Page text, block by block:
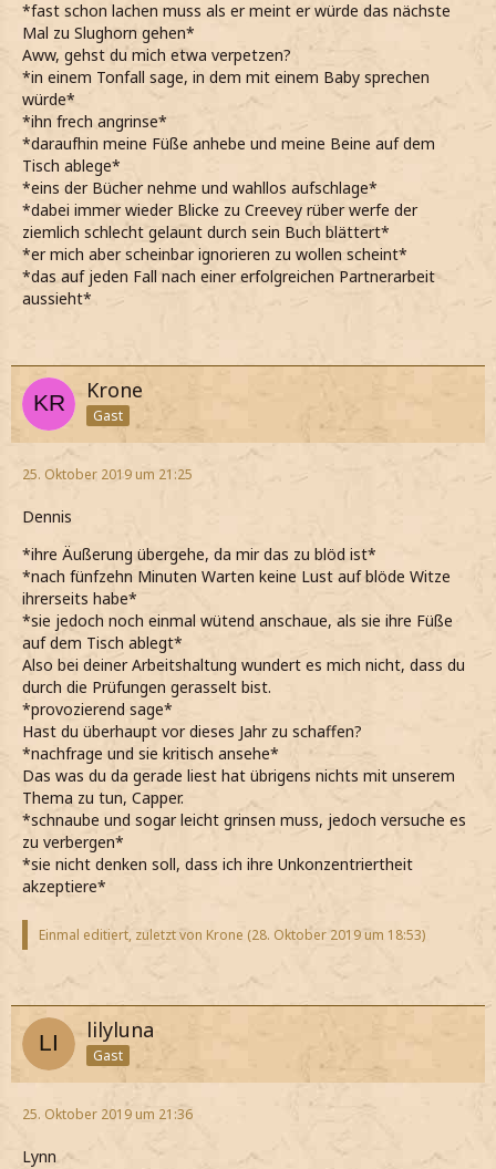
*fast schon lachen muss als er meint er würde das nächste
Mal zu Slughorn gehen*
Aww, gehst du mich etwa verpetzen?
*in einem Tonfall sage, in dem mit einem Baby sprechen
würde*
*ihn frech angrinse*
*daraufhin meine Füße anhebe und meine Beine auf dem
Tisch ablege*
*eins der Bücher nehme und wahllos aufschlage*
*dabei immer wieder Blicke zu Creevey rüber werfe der
ziemlich schlecht gelaunt durch sein Buch blättert*
*er mich aber scheinbar ignorieren zu wollen scheint*
*das auf jeden Fall nach einer erfolgreichen Partnerarbeit
aussieht*
Krone
Gast
25. Oktober 2019 um 21:25
Dennis
*ihre Äußerung übergehe, da mir das zu blöd ist*
*nach fünfzehn Minuten Warten keine Lust auf blöde Witze
ihrerseits habe*
*sie jedoch noch einmal wütend anschaue, als sie ihre Füße
auf dem Tisch ablegt*
Also bei deiner Arbeitshaltung wundert es mich nicht, dass du
durch die Prüfungen gerasselt bist.
*provozierend sage*
Hast du überhaupt vor dieses Jahr zu schaffen?
*nachfrage und sie kritisch ansehe*
Das was du da gerade liest hat übrigens nichts mit unserem
Thema zu tun, Capper.
*schnaube und sogar leicht grinsen muss, jedoch versuche es
zu verbergen*
*sie nicht denken soll, dass ich ihre Unkonzentriertheit
akzeptiere*
Einmal editiert, zuletzt von Krone (28. Oktober 2019 um 18:53)
lilyluna
Gast
25. Oktober 2019 um 21:36
Lynn